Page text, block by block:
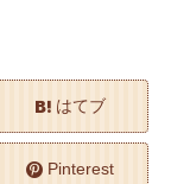
はてブ
Pinterest